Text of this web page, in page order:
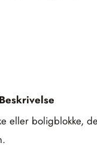
Beskrivelse
eller boligblokke,